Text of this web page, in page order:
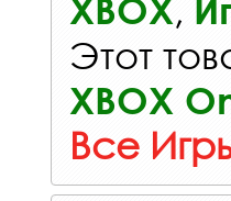
XBOX,
Этот
XBOX
Все